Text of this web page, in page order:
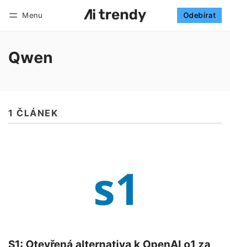
Menu Odebírat
Qwen
1 ČLÁNEK
S1: Otevřená alternativa k OpenAI o1 za